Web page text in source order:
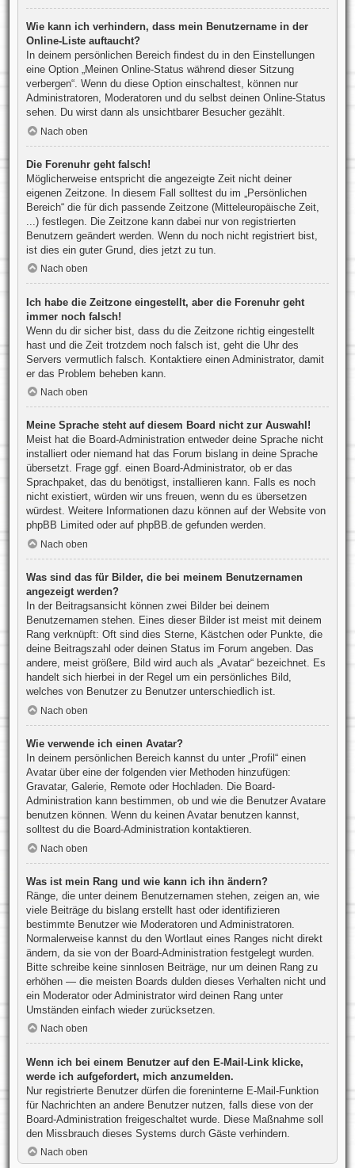
Wie kann ich verhindern, dass mein Benutzername in der
Online-Liste auftaucht?
In deinem persönlichen Bereich findest du in den Einstellungen
eine Option „Meinen Online-Status während dieser Sitzung
verbergen“. Wenn du diese Option einschaltest, können nur
Administratoren, Moderatoren und du selbst deinen Online-Status
sehen. Du wirst dann als unsichtbarer Besucher gezählt.
Nach oben
Die Forenuhr geht falsch!
Möglicherweise entspricht die angezeigte Zeit nicht deiner
eigenen Zeitzone. In diesem Fall solltest du im „Persönlichen
Bereich“ die für dich passende Zeitzone (Mitteleuropäische Zeit,
...) festlegen. Die Zeitzone kann dabei nur von registrierten
Benutzern geändert werden. Wenn du noch nicht registriert bist,
ist dies ein guter Grund, dies jetzt zu tun.
Nach oben
Ich habe die Zeitzone eingestellt, aber die Forenuhr geht
immer noch falsch!
Wenn du dir sicher bist, dass du die Zeitzone richtig eingestellt
hast und die Zeit trotzdem noch falsch ist, geht die Uhr des
Servers vermutlich falsch. Kontaktiere einen Administrator, damit
er das Problem beheben kann.
Nach oben
Meine Sprache steht auf diesem Board nicht zur Auswahl!
Meist hat die Board-Administration entweder deine Sprache nicht
installiert oder niemand hat das Forum bislang in deine Sprache
übersetzt. Frage ggf. einen Board-Administrator, ob er das
Sprachpaket, das du benötigst, installieren kann. Falls es noch
nicht existiert, würden wir uns freuen, wenn du es übersetzen
würdest. Weitere Informationen dazu können auf der Website von
phpBB Limited oder auf phpBB.degefunden werden.
Nach oben
Was sind das für Bilder, die bei meinem Benutzernamen
angezeigt werden?
In der Beitragsansicht können zwei Bilder bei deinem
Benutzernamen stehen. Eines dieser Bilder ist meist mit deinem
Rang verknüpft: Oft sind dies Sterne, Kästchen oder Punkte, die
deine Beitragszahl oder deinen Status im Forum angeben. Das
andere, meist größere, Bild wird auch als „Avatar“ bezeichnet. Es
handelt sich hierbei in der Regel um ein persönliches Bild,
welches von Benutzer zu Benutzer unterschiedlich ist.
Nach oben
Wie verwende ich einen Avatar?
In deinem persönlichen Bereich kannst du unter „Profil“ einen
Avatar über eine der folgenden vier Methoden hinzufügen:
Gravatar, Galerie, Remote oder Hochladen. Die Board-
Administration kann bestimmen, ob und wie die Benutzer Avatare
benutzen können. Wenn du keinen Avatar benutzen kannst,
solltest du die Board-Administration kontaktieren.
Nach oben
Was ist mein Rang und wie kann ich ihn ändern?
Ränge, die unter deinem Benutzernamen stehen, zeigen an, wie
viele Beiträge du bislang erstellt hast oder identifizieren
bestimmte Benutzer wie Moderatoren und Administratoren.
Normalerweise kannst du den Wortlaut eines Ranges nicht direkt
ändern, da sie von der Board-Administration festgelegt wurden.
Bitte schreibe keine sinnlosen Beiträge, nur um deinen Rang zu
erhöhen — die meisten Boards dulden dieses Verhalten nicht und
ein Moderator oder Administrator wird deinen Rang unter
Umständen einfach wieder zurücksetzen.
Nach oben
Wenn ich bei einem Benutzer auf den E-Mail-Link klicke,
werde ich aufgefordert, mich anzumelden.
Nur registrierte Benutzer dürfen die foreninterne E-Mail-Funktion
für Nachrichten an andere Benutzer nutzen, falls diese von der
Board-Administration freigeschaltet wurde. Diese Maßnahme soll
den Missbrauch dieses Systems durch Gäste verhindern.
Nach oben